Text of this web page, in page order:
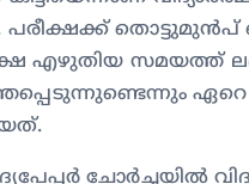
തൊട്ടുമുൻപ്
എഴുതിയ സമയത്ത്
ചോർച്ചയിൽ